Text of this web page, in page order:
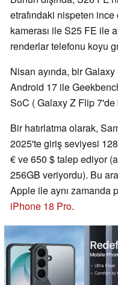
etrafındaki nispeten
kamerası ile S25 FE ile
renderlar telefonu koyu
Nisan ayında, bir
Android 17 ile
SoC ( Galaxy Z Flip 7'de
Bir hatırlatma olarak,
2025'te giriş seviyesi
€ ve 650 $ talep ediyor
256GB veriyordu). Bu
Apple ile aynı zamanda
iPhone 18 Pro.